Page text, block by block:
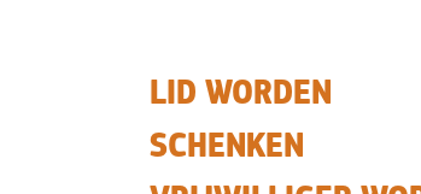
LID WORDEN
SCHENKEN